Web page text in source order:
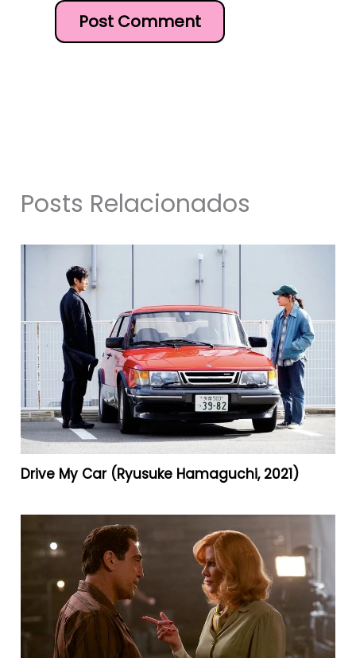
Posts Relacionados
Drive My Car (Ryusuke Hamaguchi, 2021)